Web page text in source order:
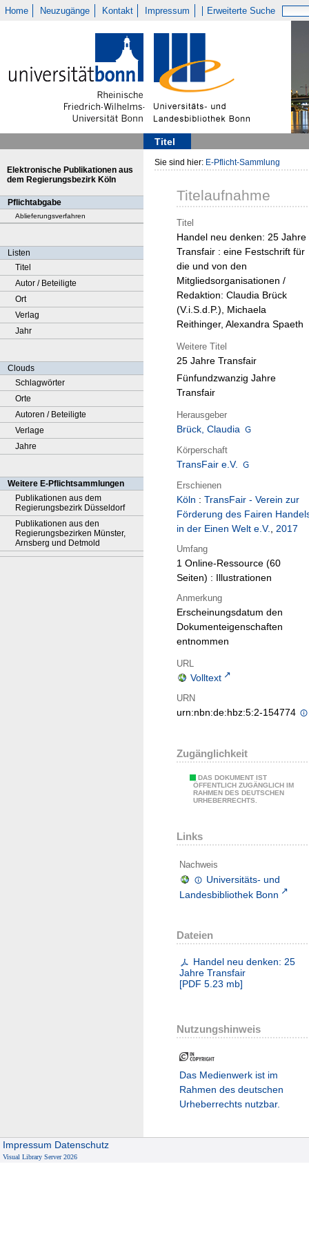
Home Neuzugänge Kontakt Impressum Erweiterte Suche
Titel
Elektronische Publikationen aus
dem Regierungsbezirk Köln
Pflichtabgabe
Ablieferungsverfahren
Listen
Titel
Autor / Beteiligte
Ort
Verlag
Jahr
Clouds
Schlagwörter
Orte
Autoren / Beteiligte
Verlage
Jahre
Weitere E-Pflichtsammlungen
Publikationen aus dem
Regierungsbezirk Düsseldorf
Publikationen aus den
Regierungsbezirken Münster,
Arnsberg und Detmold
Sie sind hier: E-Pflicht-Sammlung
Titelaufnahme
Titel
Handel neu denken: 25 Jahre
Transfair : eine Festschrift für
die und von den
Mitgliedsorganisationen /
Redaktion: Claudia Brück
(V.i.S.d.P.), Michaela
Reithinger, Alexandra Spaeth
Weitere Titel
25 Jahre Transfair
Fünfundzwanzig Jahre
Transfair
Herausgeber
Brück, Claudia
Körperschaft
TransFair e.V.
Erschienen
Köln : TransFair - Verein zur
Förderung des Fairen
in der Einen Welt e.V., 2017
Umfang
1 Online-Ressource (60
Seiten) : Illustrationen
Anmerkung
Erscheinungsdatum den
Dokumenteigenschaften
entnommen
URL
Volltext
URN
urn:nbn:de:hbz:5:2-154774
Zugänglichkeit
DAS DOKUMENT IST
ÖFFENTLICH ZUGÄNGLICH IM
RAHMEN DES DEUTSCHEN
URHEBERRECHTS.
Links
Nachweis
Universitäts- und
Landesbibliothek Bonn
Dateien
Handel neu denken: 25
Jahre Transfair
[PDF 5.23 mb]
Nutzungshinweis
Das Medienwerk ist im
Rahmen des deutschen
Urheberrechts nutzbar.
Impressum Datenschutz
Visual Library Server 2026